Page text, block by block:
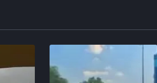
Caner Çaykara hakkında